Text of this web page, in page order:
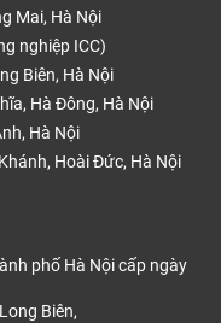
Mai, Hà Nội
nghiệp ICC)
Biên, Hà Nội
Hà Đông, Hà Nội
Hà Nội
Hoài Đức, Hà Nội
phố Hà Nội cấp ngày
Biên,